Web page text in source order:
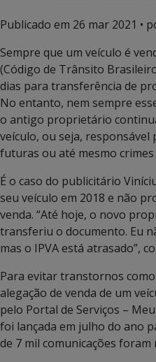
Publicado em 26 mar 2021 •
Sempre que um veículo é
(Código de Trânsito
dias para transferência de
No entanto, nem sempre
o antigo proprietário
veículo, ou seja,
futuras ou até mesmo
É o caso do publicitário
seu veículo em 2018 e não
venda. “Até hoje, o novo
transferiu o documento. Eu
mas o IPVA está atrasado”,
Para evitar transtornos
alegação de venda de um
pelo Portal de Serviços –
foi lançada em julho do ano
de 7 mil comunicações